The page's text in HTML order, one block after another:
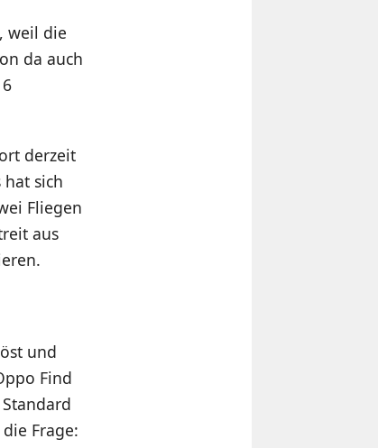
weil die
da auch
derzeit
hat sich
Fliegen
aus
und
Find
Frage: